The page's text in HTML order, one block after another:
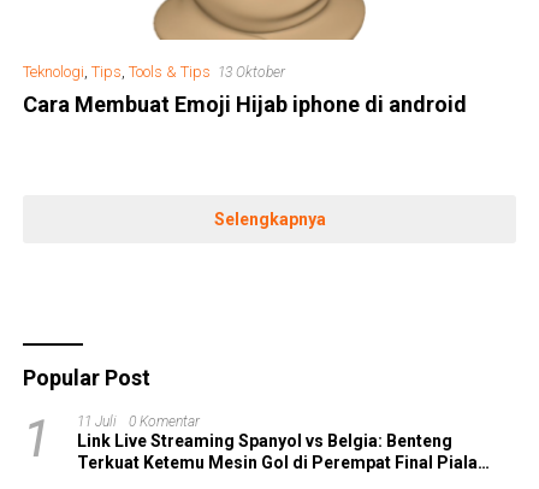
Teknologi,Tips,Tools & Tips 13 Oktober
Cara Membuat Emoji Hijab iphone di android
Selengkapnya
Popular Post
1 11 Juli 0 Komentar
Link Live Streaming Spanyol vs Belgia: Benteng
Terkuat Ketemu Mesin Gol di Perempat Final Piala